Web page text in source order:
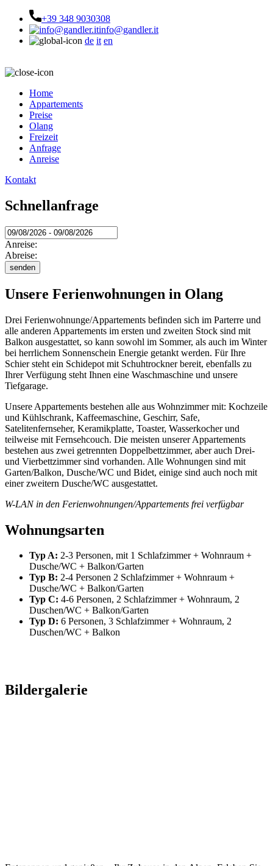
+39 348 9030308
info@gandler.it
de it en
Home
Appartements
Preise
Olang
Freizeit
Anfrage
Anreise
Kontakt
Schnellanfrage
Anreise:
Abreise:
Unsere Ferienwohnungen in Olang
Drei Ferienwohnunge/Appartements befinden sich im Parterre und
alle anderen Appartements im ersten und zweiten Stock sind mit
Balkon ausgestattet, so kann sowohl im Sommer, als auch im Winter
bei herrlichem Sonnenschein Energie getankt werden. Für Ihre
Schier steht ein Schidepot mit Schuhtrockner bereit, ebenfalls zu
Ihrer Verfügung steht Ihnen eine Waschmaschine und unsere
Tiefgarage.
Unsere Appartements bestehen alle aus Wohnzimmer mit: Kochzeile
und Kühlschrank, Kaffeemaschine, Geschirr, Safe,
Satelitenfernseher, Keramikplatte, Toaster, Wasserkocher und
teilweise mit Fernsehcouch. Die meisten unserer Appartements
bestehen aus zwei getrennten Doppelbettzimmer, aber auch Drei-
und Vierbettzimmer sind vorhanden. Alle Wohnungen sind mit
Garten/Balkon, Dusche/WC und Bidet, einige sind auch noch mit
einer zweitern Dusche/WC ausgestattet.
W-LAN in den Ferienwohnungen/Appartements frei verfügbar
Wohnungsarten
Typ A: 2-3 Personen, mit 1 Schlafzimmer + Wohnraum +
Dusche/WC + Balkon/Garten
Typ B: 2-4 Personen 2 Schlafzimmer + Wohnraum +
Dusche/WC + Balkon/Garten
Typ C: 4-6 Personen, 2 Schlafzimmer + Wohnraum, 2
Duschen/WC + Balkon/Garten
Typ D: 6 Personen, 3 Schlafzimmer + Wohnraum, 2
Duschen/WC + Balkon
Bildergalerie